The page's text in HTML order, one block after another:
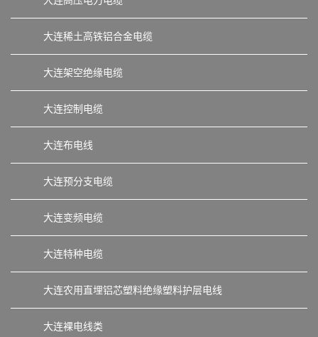
大连稀土高铁铝合金电缆
大连架空绝缘电缆
大连控制电缆
大连布电线
大连预分支电缆
大连变频电缆
大连特种电缆
大连农用直埋铝芯塑料绝缘塑料护层电线
大连裸电线类